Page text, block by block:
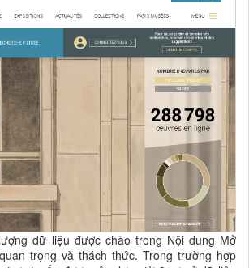
dữ liệu được chào trong Nội dung Mở
trọng và thách thức. Trong trường hợp